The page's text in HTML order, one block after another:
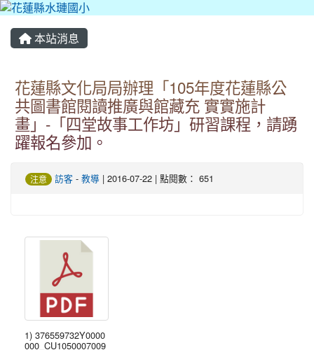
本站消息
花蓮縣文化局局辦理「105年度花蓮縣公
共圖書館閱讀推廣與館藏充 實實施計
畫」-「四堂故事工作坊」研習課程，請踴
躍報名參加。
注意 訪客 - 教導 | 2016-07-22 | 點閱數： 651
1) 376559732Y0000
000_CU1050007009